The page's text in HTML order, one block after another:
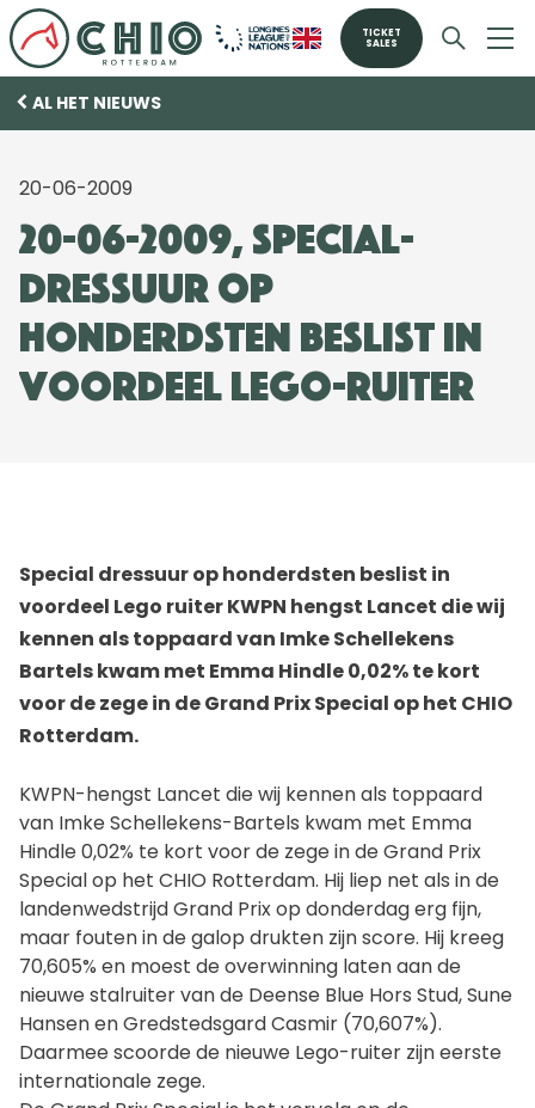
TICKET
SALES
AL HET NIEUWS
20-06-2009
20-06-2009, Special-
dressuur op
honderdsten beslist in
voordeel Lego-ruiter
Special dressuur op honderdsten beslist in
voordeel Lego ruiter KWPN hengst Lancet die wij
kennen als toppaard van Imke Schellekens
Bartels kwam met Emma Hindle 0,02% te kort
voor de zege in de Grand Prix Special op het CHIO
Rotterdam.
KWPN-hengst Lancet die wij kennen als toppaard
van Imke Schellekens-Bartels kwam met Emma
Hindle 0,02% te kort voor de zege in de Grand Prix
Special op het CHIO Rotterdam. Hij liep net als in de
landenwedstrijd Grand Prix op donderdag erg fijn,
maar fouten in de galop drukten zijn score. Hij kreeg
70,605% en moest de overwinning laten aan de
nieuwe stalruiter van de Deense Blue Hors Stud, Sune
Hansen en Gredstedsgard Casmir (70,607%).
Daarmee scoorde de nieuwe Lego-ruiter zijn eerste
internationale zege.